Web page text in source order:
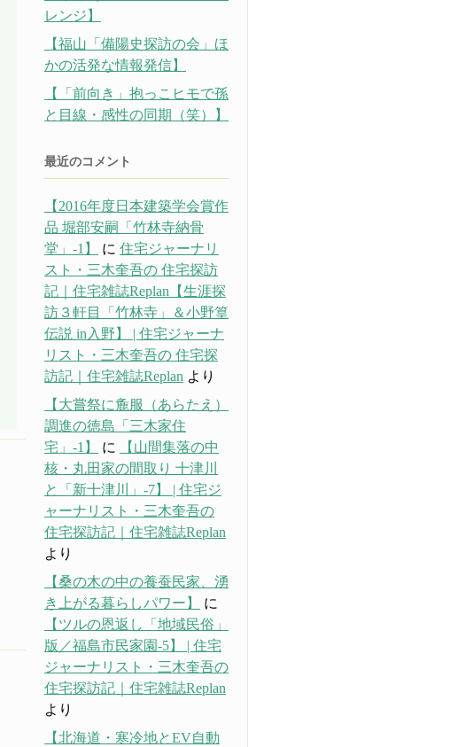
レンジ】
【福山「備陽史探訪の会」ほ
かの活発な情報発信】
【「前向き」抱っこヒモで孫
と目線・感性の同期（笑）】
最近のコメント
【2016年度日本建築学会賞作
品 堀部安嗣「竹林寺納骨
堂」-1】
に 住宅ジャーナリ
スト・三木奎吾の 住宅探訪
記｜住宅雑誌Replan【生涯探
訪３軒目「竹林寺」＆小野篁
伝説 in入野】 | 住宅ジャーナ
リスト・三木奎吾の 住宅探
訪記｜住宅雑誌Replan より
【大嘗祭に麁服（あらたえ）
調進の徳島「三木家住
宅」-1】
に
【山間集落の中
核・丸田家の間取り 十津川
と「新十津川」-7】 | 住宅ジ
ャーナリスト・三木奎吾の
住宅探訪記｜住宅雑誌Replan
より
【桑の木の中の養蚕民家、湧
き上がる暮らしパワー】
に
【ツルの恩返し「地域民俗」
版／福島市民家園-5】 | 住宅
ジャーナリスト・三木奎吾の
住宅探訪記｜住宅雑誌Replan
より
【北海道・寒冷地とEV自動